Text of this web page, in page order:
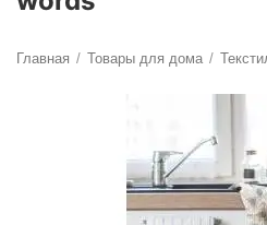
Главная / Товары для дома /